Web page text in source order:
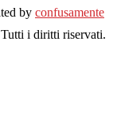
by confusamente
i diritti riservati.